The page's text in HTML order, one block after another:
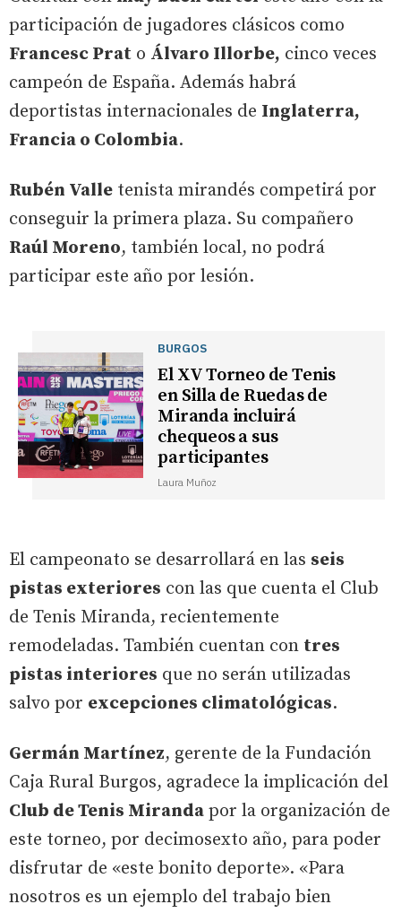
participación de jugadores clásicos como
Francesc Prat o Álvaro Illorbe, cinco veces
campeón de España. Además habrá
deportistas internacionales de Inglaterra,
Francia o Colombia.
Rubén Valle tenista mirandés competirá por
conseguir la primera plaza. Su compañero
Raúl Moreno, también local, no podrá
participar este año por lesión.
BURGOS
El XV Torneo de Tenis
en Silla de Ruedas de
Miranda incluirá
chequeos a sus
participantes
Laura Muñoz
El campeonato se desarrollará en las seis
pistas exteriores con las que cuenta el Club
de Tenis Miranda, recientemente
remodeladas. También cuentan con tres
pistas interiores que no serán utilizadas
salvo por excepciones climatológicas.
Germán Martínez, gerente de la Fundación
Caja Rural Burgos, agradece la implicación del
Club de Tenis Miranda por la organización de
este torneo, por decimosexto año, para poder
disfrutar de «este bonito deporte». «Para
nosotros es un ejemplo del trabajo bien